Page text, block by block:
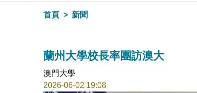
首頁 新聞
蘭州大學校長率團訪澳大
澳門大學
2026-06-02 19:08